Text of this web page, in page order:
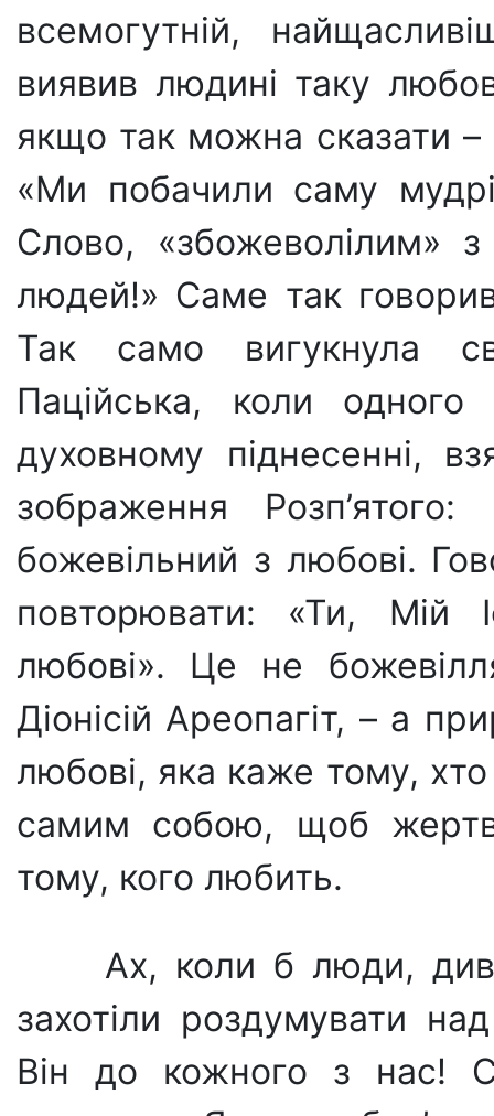
всемогутній,
виявив людині таку
якщо так можна сказати
«Ми побачили саму
Слово, «збожеволілим»
людей!» Саме так
Так само вигукнула
Паційська, коли
духовному піднесенні,
зображення
божевільний з любові.
повторю­вати: «Ти, Мій
любові». Це не
Діонісій Ареопагіт, – а
любові, яка каже тому,
самим собою, щоб
тому, кого любить.
Ах, коли б люди,
захотіли роздумувати
Він до кожного з нас!